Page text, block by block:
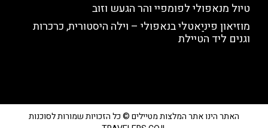
טיול מנאפולי לפומפיי והר הגעש וזוב
מוזיאון פיניַאטלי בנאפולי – וילה היסטורית, כרכרות
וגנים ליד הטיילת
האתר הינו אתר המלצות מטיילים © כל הזכויות שמורות לסוכנות